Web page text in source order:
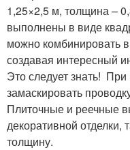
1,25×2,5 м, толщина –
выполнены в виде
можно комбинировать
создавая интересный
Это следует знать!
замаскировать
Плиточные и реечные
декоративной
толщину.